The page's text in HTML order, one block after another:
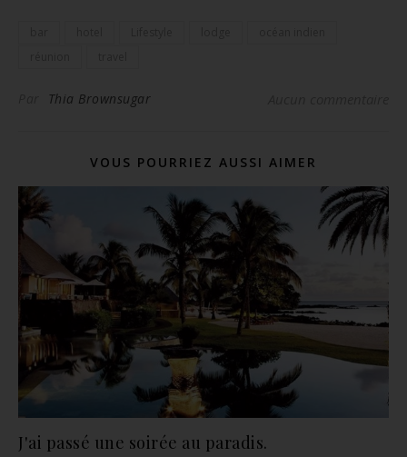
Thia Brownsugar
VOUS POURRIEZ AUSSI AIMER
J'ai passé une soirée au paradis.